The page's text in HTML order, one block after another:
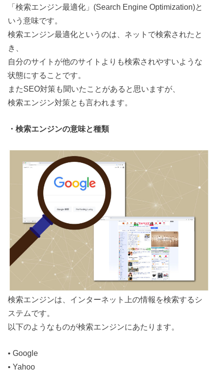
「検索エンジン最適化」(Search Engine Optimization)と
いう意味です。
検索エンジン最適化というのは、ネットで検索されたと
き、
自分のサイトが他のサイトよりも検索されやすいような
状態にすることです。
またSEO対策も聞いたことがあると思いますが、
検索エンジン対策とも言われます。
・検索エンジンの意味と種類
検索エンジンは、インターネット上の情報を検索するシ
ステムです。
以下のようなものが検索エンジンにあたります。
• Google
• Yahoo